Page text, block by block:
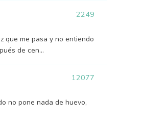
que me pasa y no entiendo
de cen...
2249
no pone nada de huevo,
12077